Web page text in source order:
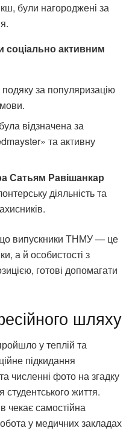
були нагороджені за
соціально активним
за популяризацію
була відзначена за
та активну
Сатьям Равішанкар
діяльність та
випускники ТНМУ — це
а й особистості з
готові допомагати
шляху
у теплій та
підкидання
численні фото на згадку
життя.
чекає самостійна
у медичних закладах